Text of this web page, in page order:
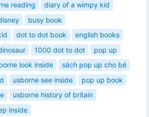
reading
diary of a wimpy kid
busy book
dot to dot book
english books
1000 dot to dot
pop up
look inside
sách pop up cho bé
usborne see inside
pop up book
usborne history of britain
inside